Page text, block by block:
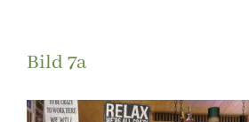
Bild 7a